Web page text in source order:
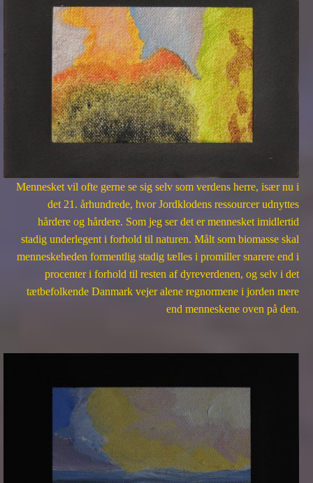
Mennesket vil ofte gerne se sig selv som verdens herre, især nu i
det 21. århundrede, hvor Jordklodens ressourcer udnyttes
hårdere og hårdere. Som jeg ser det er mennesket imidlertid
stadig underlegent i forhold til naturen. Målt som biomasse skal
menneskeheden formentlig stadig tælles i promiller snarere end i
procenter i forhold til resten af dyreverdenen, og selv i det
tætbefolkende Danmark vejer alene regnormene i jorden mere
end menneskene oven på den.